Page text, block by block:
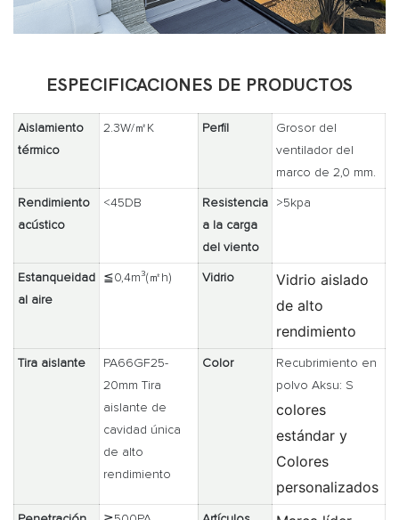
ESPECIFICACIONES DE PRODUCTOS
Aislamiento
térmico
2.3W/㎡K Perfil
Grosor del
ventilador del
marco de 2,0 mm.
Rendimiento
acústico
<45DB
Resistencia
a la carga
del viento
>5kpa
Estanqueidad
al aire
≦0,4m³(㎡h) Vidrio
Vidrio aislado
de alto
rendimiento
Tira aislante
PA66GF25-
20mm Tira
aislante de
cavidad única
de alto
rendimiento
Color
Recubrimiento en
polvo Aksu: S
colores
estándar y
Colores
personalizados